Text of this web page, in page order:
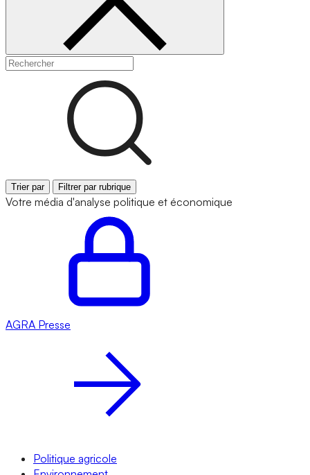
Trier par Filtrer par rubrique
Votre média d'analyse politique et économique
AGRA Presse
Politique agricole